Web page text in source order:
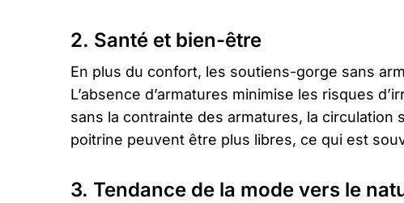
2. Santé et bien-être
En plus du confort, les soutiens-gorge sans
L’absence d’armatures minimise les risques
sans la contrainte des armatures, la
poitrine peuvent être plus libres, ce qui est
3. Tendance de la mode vers le